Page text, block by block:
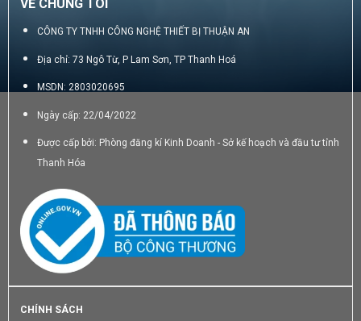
VỀ CHÚNG TÔI
CÔNG TY TNHH CÔNG NGHỆ THIẾT BỊ THUẬN AN
Địa chỉ: 73 Ngô Từ, P Lam Sơn, TP Thanh Hoá
MSDN: 2803020695
Ngày cấp: 22/04/2022
Được cấp bởi: Phòng đăng kí Kinh Doanh - Sở kế hoạch và đầu tư tỉnh
Thanh Hóa
CHÍNH SÁCH